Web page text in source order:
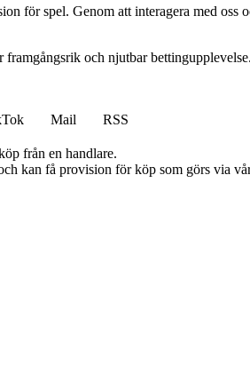
för spel. Genom att interagera med
och njutbar
Mail
RSS
från en handlare.
kan få provision för köp som görs via